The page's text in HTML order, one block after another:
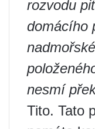
rozvodu
domácího
nesmí
Tito. Tato